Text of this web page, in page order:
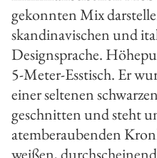
gekonnten Mix
skandinavischen und
Designsprache.
5-Meter-Esstisch. Er
einer seltenen
geschnitten und steht
atemberaubenden